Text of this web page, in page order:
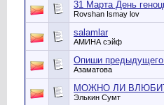
31 Марта День
Rovshan Ismay lov
salamlar
АМИНА сэйф
Опиши предыдущего
Азаматова
МОЖНО ЛИ
Элькин Сумт